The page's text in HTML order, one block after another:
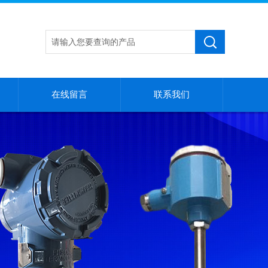
在线留言 联系我们